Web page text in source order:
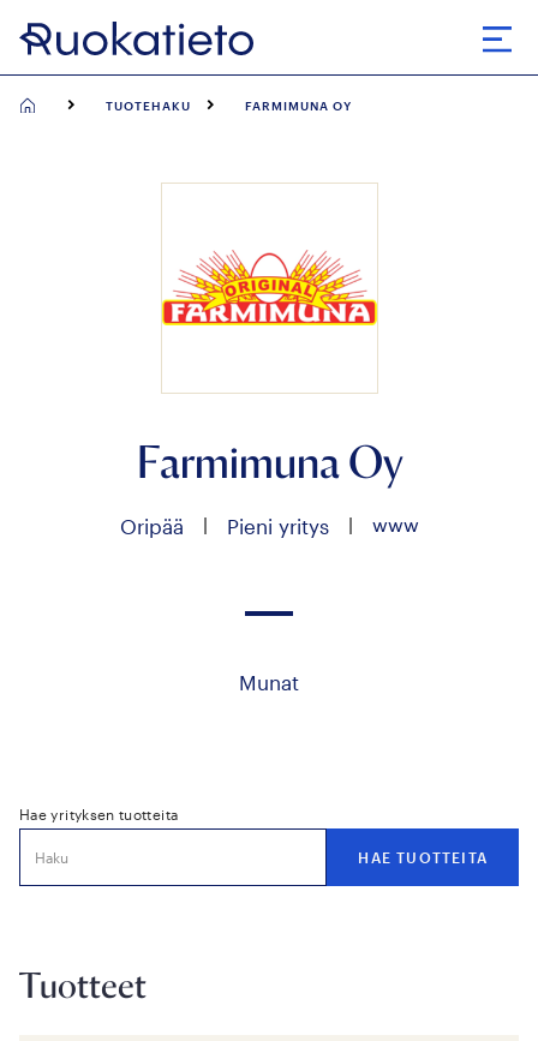
Siirry
suoraan
TUOTEHAKU FARMIMUNA OY
Farmimuna Oy
Oripää | Pieni yritys | www
Munat
Hae yrityksen tuotteita
Tuotteet